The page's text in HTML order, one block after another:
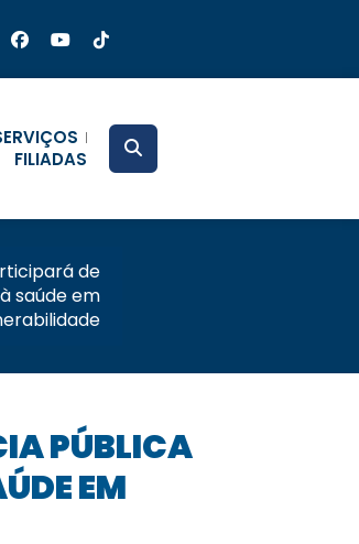
FILIADAS
de
saúde em
EM